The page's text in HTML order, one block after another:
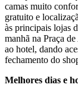
camas muito
gratuito e
às principais lojas
manhã na Praça
ao hotel, dando
fechamento do
Melhores dias e